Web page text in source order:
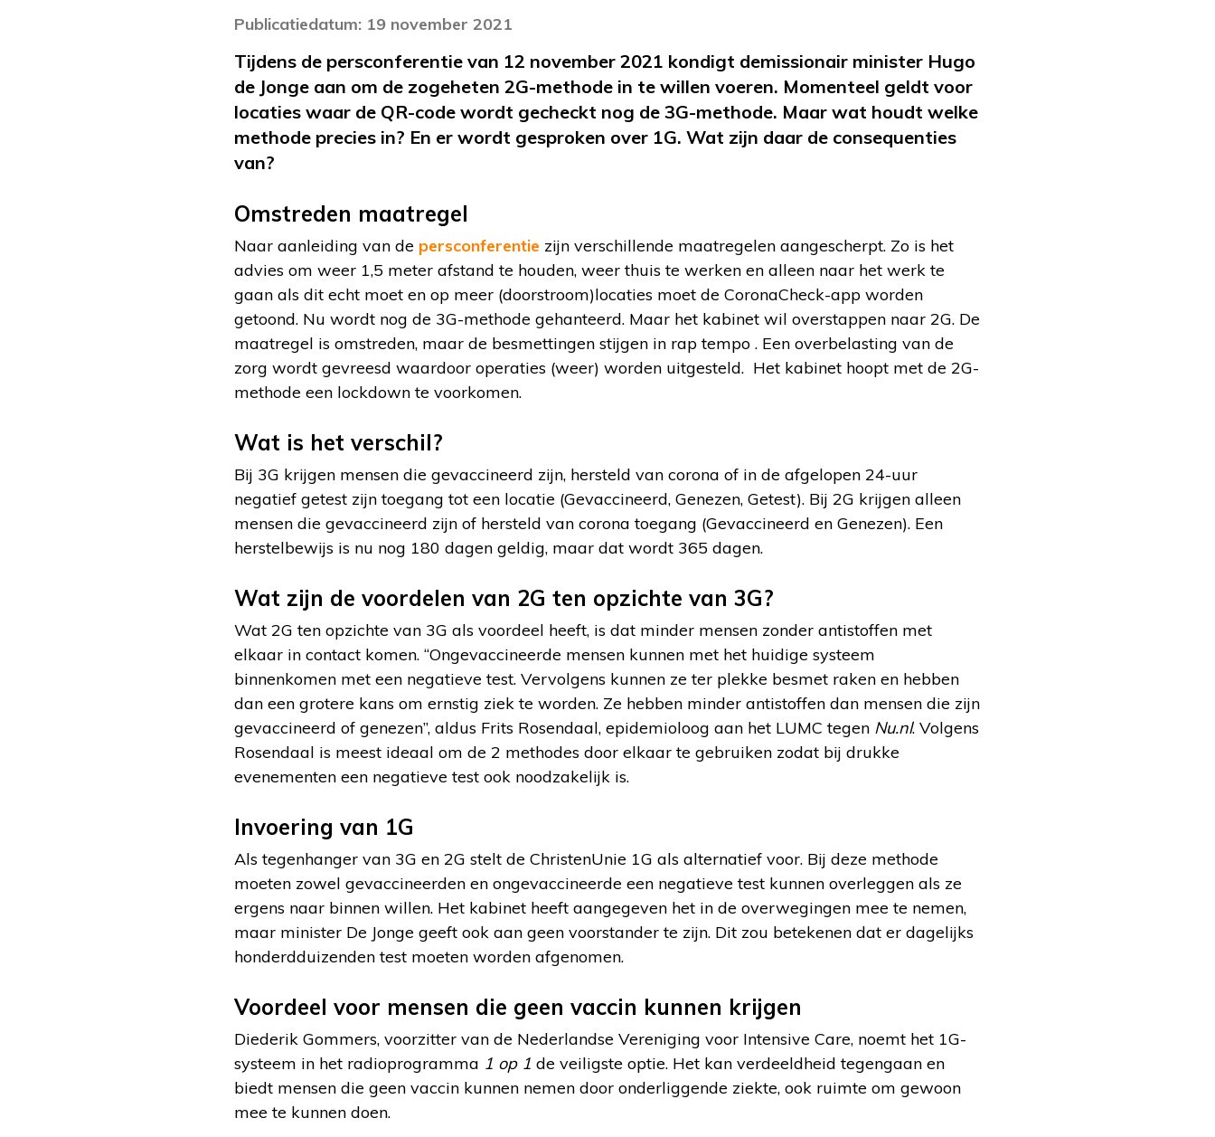
Publicatiedatum: 19 november 2021
Tijdens de persconferentie van 12 november 2021 kondigt demissionair minister Hugo
de Jonge aan om de zogeheten 2G-methode in te willen voeren. Momenteel geldt voor
locaties waar de QR-code wordt gecheckt nog de 3G-methode. Maar wat houdt welke
methode precies in? En er wordt gesproken over 1G. Wat zijn daar de consequenties
van?
Omstreden maatregel
Naar aanleiding van de persconferentie zijn verschillende maatregelen aangescherpt. Zo is het
advies om weer 1,5 meter afstand te houden, weer thuis te werken en alleen naar het werk te
gaan als dit echt moet en op meer (doorstroom)locaties moet de CoronaCheck-app worden
getoond. Nu wordt nog de 3G-methode gehanteerd. Maar het kabinet wil overstappen naar 2G. De
maatregel is omstreden, maar de besmettingen stijgen in rap tempo . Een overbelasting van de
zorg wordt gevreesd waardoor operaties (weer) worden uitgesteld. Het kabinet hoopt met de 2G-
methode een lockdown te voorkomen.
Wat is het verschil?
Bij 3G krijgen mensen die gevaccineerd zijn, hersteld van corona of in de afgelopen 24-uur
negatief getest zijn toegang tot een locatie (Gevaccineerd, Genezen, Getest). Bij 2G krijgen alleen
mensen die gevaccineerd zijn of hersteld van corona toegang (Gevaccineerd en Genezen). Een
herstelbewijs is nu nog 180 dagen geldig, maar dat wordt 365 dagen.
Wat zijn de voordelen van 2G ten opzichte van 3G?
Wat 2G ten opzichte van 3G als voordeel heeft, is dat minder mensen zonder antistoffen met
elkaar in contact komen. “Ongevaccineerde mensen kunnen met het huidige systeem
binnenkomen met een negatieve test. Vervolgens kunnen ze ter plekke besmet raken en hebben
dan een grotere kans om ernstig ziek te worden. Ze hebben minder antistoffen dan mensen die zijn
gevaccineerd of genezen”, aldus Frits Rosendaal, epidemioloog aan het LUMC tegen Nu.nl. Volgens
Rosendaal is meest ideaal om de 2 methodes door elkaar te gebruiken zodat bij drukke
evenementen een negatieve test ook noodzakelijk is.
Invoering van 1G
Als tegenhanger van 3G en 2G stelt de ChristenUnie 1G als alternatief voor. Bij deze methode
moeten zowel gevaccineerden en ongevaccineerde een negatieve test kunnen overleggen als ze
ergens naar binnen willen. Het kabinet heeft aangegeven het in de overwegingen mee te nemen,
maar minister De Jonge geeft ook aan geen voorstander te zijn. Dit zou betekenen dat er dagelijks
honderdduizenden test moeten worden afgenomen.
Voordeel voor mensen die geen vaccin kunnen krijgen
Diederik Gommers, voorzitter van de Nederlandse Vereniging voor Intensive Care, noemt het 1G-
systeem in het radioprogramma 1 op 1 de veiligste optie. Het kan verdeeldheid tegengaan en
biedt mensen die geen vaccin kunnen nemen door onderliggende ziekte, ook ruimte om gewoon
mee te kunnen doen.